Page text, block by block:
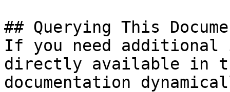
## Querying This
If you need
directly available in
documentation